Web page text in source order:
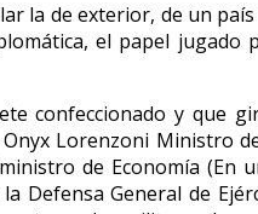
la de exterior, de un
el papel
confeccionado y que
Lorenzoni Ministro
de Economía
Defensa General de